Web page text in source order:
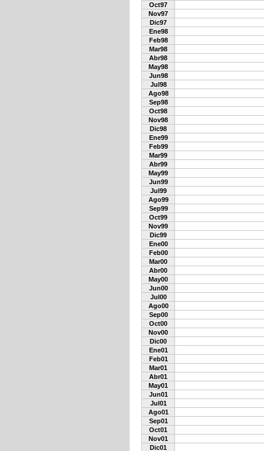
Oct97
Nov97
Dic97
Ene98
Feb98
Mar98
Abr98
May98
Jun98
Jul98
Ago98
Sep98
Oct98
Nov98
Dic98
Ene99
Feb99
Mar99
Abr99
May99
Jun99
Jul99
Ago99
Sep99
Oct99
Nov99
Dic99
Ene00
Feb00
Mar00
Abr00
May00
Jun00
Jul00
Ago00
Sep00
Oct00
Nov00
Dic00
Ene01
Feb01
Mar01
Abr01
May01
Jun01
Jul01
Ago01
Sep01
Oct01
Nov01
Dic01